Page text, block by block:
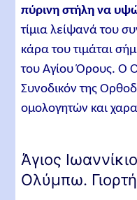
πύρινη στήλη να
τίμια λείψανά του
κάρα του τιμάται
του Αγίου Όρους. Ο
Συνοδικόν της
ομολογητών και
Άγιος
Ολύμπω. Γιορτή